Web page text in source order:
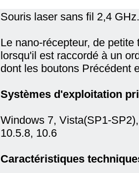
Souris laser sans fil 2,4 GHz.
Le nano-récepteur, de
lorsqu'il est raccordé à un
dont les boutons Précédent
Systèmes d'exploitation
Windows 7, Vista(SP1-
10.5.8, 10.6
Caractéristiques